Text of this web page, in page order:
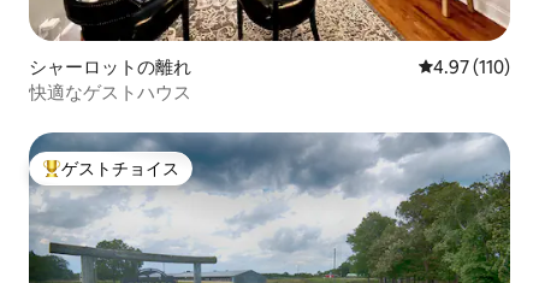
シャーロットの離れ レビュー110
4.97 (110)
快適なゲストハウス
大好評のゲストチョイスです。
ゲストチョイス